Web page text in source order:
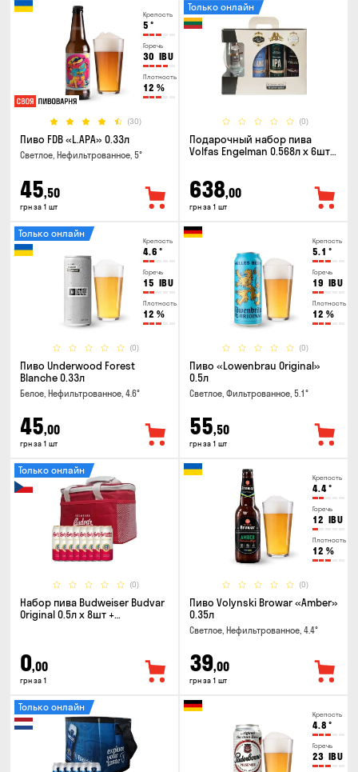
Крепость
5 °
Горечь
30 IBU
Плотность
12 %
(30)
Пиво FDB «L.APA» 0.33л
Светлое, Нефильтрованное, 5°
45,50
грн за 1 шт
(0)
Только онлайн
Подарочный набор пива
Volfas Engelman 0.568л x 6шт +
638,00
грн за 1 шт
Крепость
4.6 °
Горечь
15 IBU
Плотность
12 %
(0)
Только онлайн
Пиво Underwood Forest
Blanche 0.33л
Белое, Нефильтрованное, 4.6°
45,00
грн за 1 шт
Крепость
5.1 °
Горечь
19 IBU
Плотность
12 %
(0)
Пиво «Lowenbrau Original»
0.5л
Светлое, Фильтрованное, 5.1°
55,50
грн за 1 шт
(0)
Только онлайн
Набор пива Budweiser Budvar
Original 0.5л x 8шт +
0,00
грн за 1
Крепость
4.4°
Горечь
12 IBU
Плотность
12 %
(0)
Пиво Volynski Browar «Amber»
0.35л
Светлое, Нефильтрованное, 4.4°
39,00
грн за 1 шт
Только онлайн
Крепость
4.8 °
Горечь
23 IBU